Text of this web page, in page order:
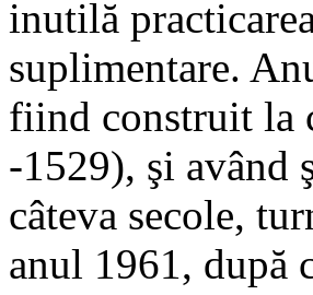
inutilă
suplimentare.
fiind construit la
-1529), şi având
câteva secole,
anul 1961, după